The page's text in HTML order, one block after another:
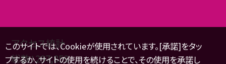
アクセス統計
総数：297,859
このサイトでは、Cookieが使用されています。[承諾]をタッ
プするか、サイトの使用を続けることで、その使用を承諾し